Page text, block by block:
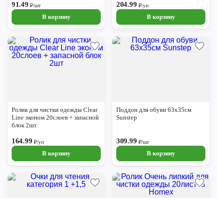
91.49₽/шт
В корзину
204.99 ₽/уп
В корзину
Ролик для чистки одежды Clear
Line эконом 20слоев + запасной
блок 2шт
164.99 ₽/уп
В корзину
Поддон для обуви 63х35см
Sunstep
309.99 ₽/шт
В корзину